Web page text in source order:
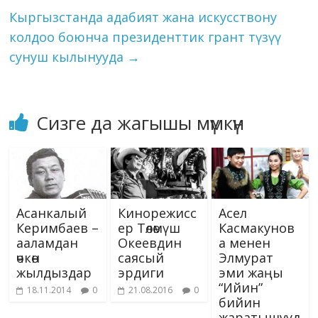
ki
Кыргызстанда адабият жана искусствону
колдоо боюнча президенттик грант түзүү
сунуш кылынууда →
Сизге да жагышы мүмкүн
Асанкалый
Керимбаев –
ааламдан
өчкөн
жылдыздар
18.11.2014 0
Кинорежисс
ер Төлөмүш
Океевдин
саясый
эрдиги
21.08.2016 0
Асел
Касмакунов
а менен
Элмурат
эми жаңы
“Ийин”
бийин